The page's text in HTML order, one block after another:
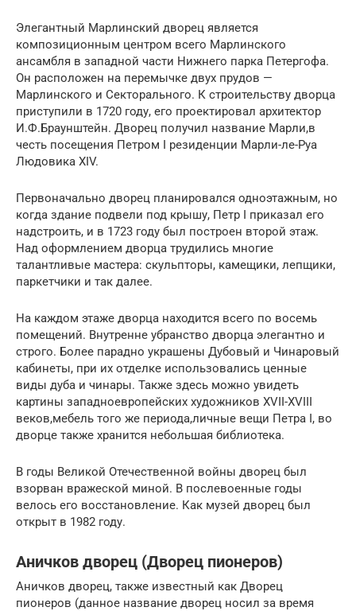
Элегантный Марлинский дворец является
композиционным центром всего Марлинского
ансамбля в западной части Нижнего парка Петергофа.
Он расположен на перемычке двух прудов —
Марлинского и Секторального. К строительству дворца
приступили в 1720 году, его проектировал архитектор
И.Ф.Браунштейн. Дворец получил название Марли,в
честь посещения Петром I резиденции Марли-ле-Руа
Людовика XIV.
Первоначально дворец планировался одноэтажным, но
когда здание подвели под крышу, Петр I приказал его
надстроить, и в 1723 году был построен второй этаж.
Над оформлением дворца трудились многие
талантливые мастера: скульпторы, камещики, лепщики,
паркетчики и так далее.
На каждом этаже дворца находится всего по восемь
помещений. Внутренне убранство дворца элегантно и
строго. Более парадно украшены Дубовый и Чинаровый
кабинеты, при их отделке использовались ценные
виды дуба и чинары. Также здесь можно увидеть
картины западноевропейских художников XVII-XVIII
веков,мебель того же периода,личные вещи Петра I, во
дворце также хранится небольшая библиотека.
В годы Великой Отечественной войны дворец был
взорван вражеской миной. В послевоенные годы
велось его восстановление. Как музей дворец был
открыт в 1982 году.
Аничков дворец (Дворец пионеров)
Аничков дворец, также известный как Дворец
пионеров (данное название дворец носил за время